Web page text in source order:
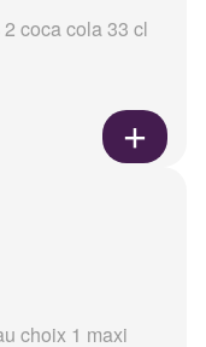
coca cola 33 cl
choix 1 maxi